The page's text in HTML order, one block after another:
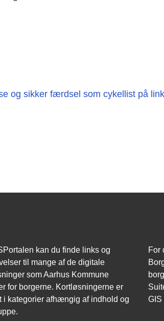
og sikker færdsel som cykellist på
kan du finde links og
til mange af de digitale
som Aarhus Kommune
for borgerne. Kortløsningerne er
i kategorier afhængig af indhold og
For
GIS